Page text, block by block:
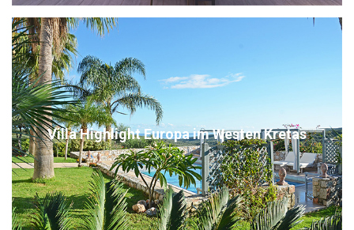
Villa Highlight Europa im Westen Kretas